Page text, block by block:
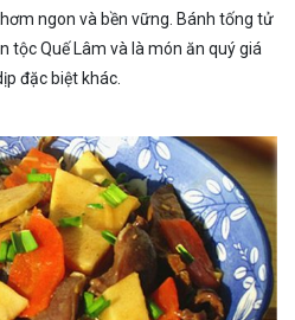
ngon và bền vững. Bánh tống tử
tộc Quế Lâm và là món ăn quý giá
đặc biệt khác.